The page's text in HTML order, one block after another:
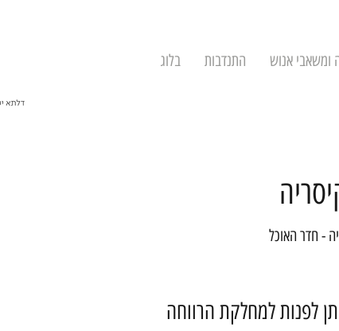
ומשאבי אנוש התנדבות בלוג
- חדר האוכל
לפנות למחלקת הרווחה